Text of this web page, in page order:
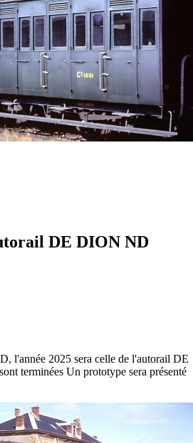
DE DION ND
l'année 2025 sera celle de l'autorail DE
terminées Un prototype sera présenté